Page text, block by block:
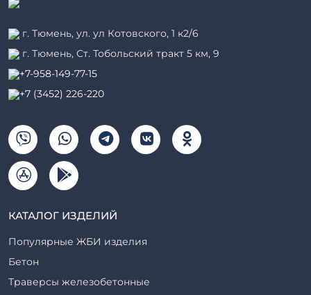
г. Тюмень, ул. ул Котовского, 1 к2/6
г. Тюмень, ​Ст. Тобольский тракт 5 км, 9
+7-958-149-77-15
+7 (3452) 226-220
КАТАЛОГ ИЗДЕЛИЙ
Популярные ЖБИ изделия
Бетон
Траверсы железобетонные